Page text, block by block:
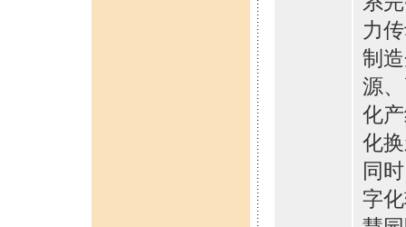
力
制
源
化
化
同
字